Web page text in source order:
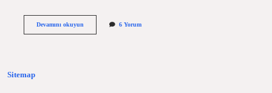
Devamını okuyunBayram
6 Yorum
Sitemap